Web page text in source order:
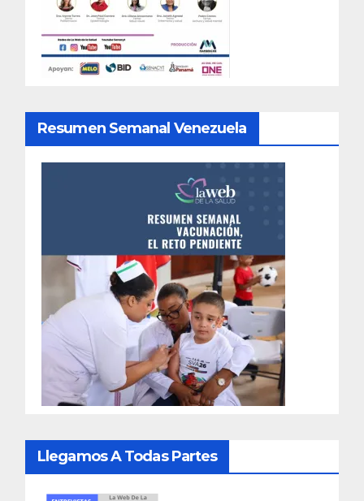
Resumen Semanal Venezuela
Llegamos A Todas Partes